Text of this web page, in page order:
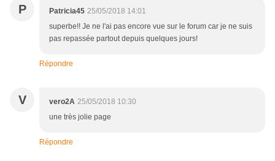
P Patricia45 25/05/2018 14:01
superbe!! Je ne l'ai pas encore vue sur le forum car je ne suis
pas repassée partout depuis quelques jours!
Répondre
V vero2A 25/05/2018 10:30
une très jolie page
Répondre